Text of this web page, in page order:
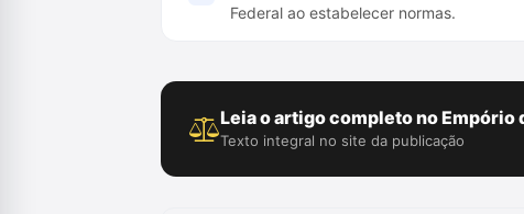
Federal ao estabelecer normas.
Leia o artigo completo no Empório
Texto integral no site da publicação